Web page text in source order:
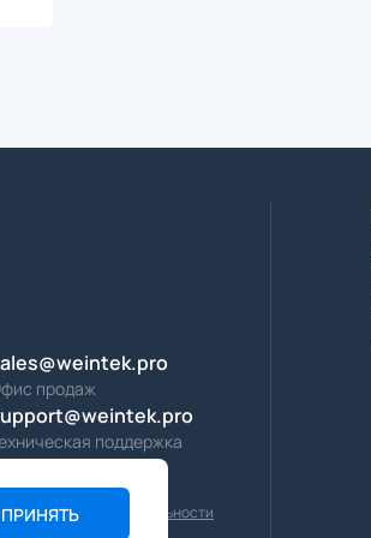
продаж
поддержка
Политика конфиденциальности
© 2007—2026 weintek.pro
ПРИНЯТЬ